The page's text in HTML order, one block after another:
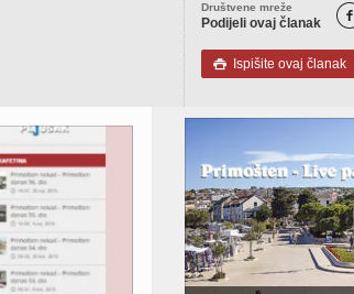
Društvene mreže
Podijeli ovaj članak 
 Ispišite ovaj članak